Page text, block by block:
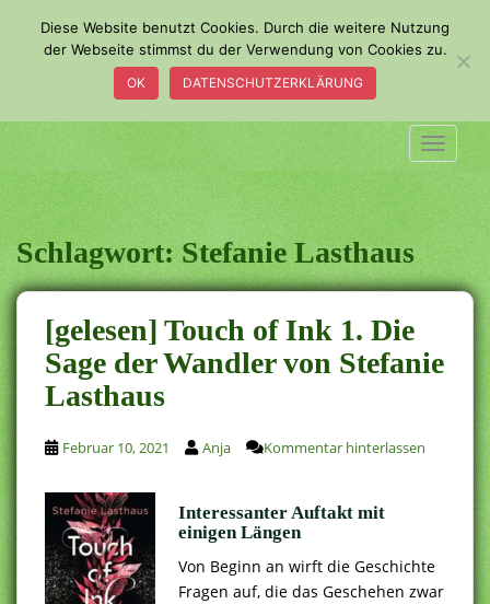
o
a
i
n
c
o
n
t
e
n
t
Schlagwort:Stefanie Lasthaus
[gelesen] Touch of Ink 1. Die
Sage der Wandler von Stefanie
Lasthaus
Februar 10, 2021 Anja Kommentar hinterlassen
Interessanter Auftakt mit
einigen Längen
Von Beginn an wirft die Geschichte
Fragen auf, die das Geschehen zwar
Diese Website benutzt Cookies. Durch die weitere Nutzung
der Webseite stimmst du der Verwendung von Cookies zu.
OK DATENSCHUTZERKLÄRUNG